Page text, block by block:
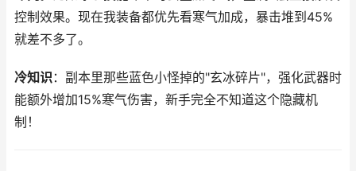
控制效果。现在我装备都优先看寒气加成，暴击堆到45%
就差不多了。
冷知识：副本里那些蓝色小怪掉的"玄冰碎片"，强化武器时
能额外增加15%寒气伤害，新手完全不知道这个隐藏机
制！